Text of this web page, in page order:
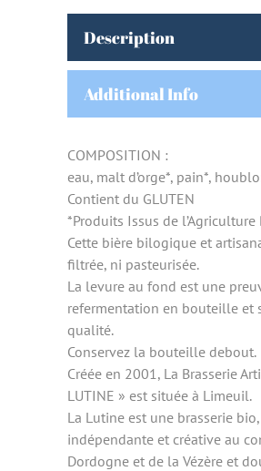
Description
Additional Info
COMPOSITION :
eau, malt d’orge*, pain*,
Contient du GLUTEN
*Produits Issus de
Cette bière bilogique et
filtrée, ni pasteurisée.
La levure au fond est une
refermentation en bouteille et
qualité.
Conservez la bouteille debout.
Créée en 2001, La Brasserie
LUTINE » est située à Limeuil.
La Lutine est une brasserie bio,
indépendante et créative au
Dordogne et de la Vézère et